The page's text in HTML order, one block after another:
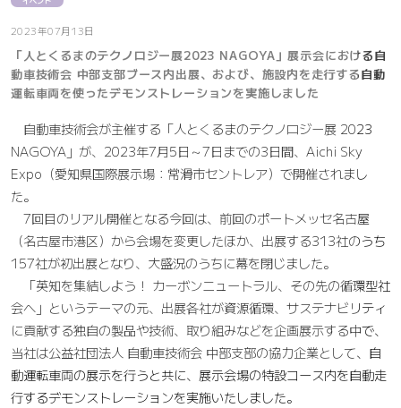
2023年07月13日
「人とくるまのテクノロジー展2023 NAGOYA」展示会における自
動車技術会 中部支部ブース内出展、および、施設内を走行する自動
運転車両を使ったデモンストレーションを実施しました
自動車技術会が主催する「人とくるまのテクノロジー展 2023
NAGOYA」が、2023年7月5日～7日までの3日間、Aichi Sky
Expo（愛知県国際展示場：常滑市セントレア）で開催されまし
た。
7回目のリアル開催となる今回は、前回のポートメッセ名古屋
（名古屋市港区）から会場を変更したほか、出展する313社のうち
157社が初出展となり、大盛況のうちに幕を閉じました。
「英知を集結しよう！ カーボンニュートラル、その先の循環型社
会へ」というテーマの元、出展各社が資源循環、サステナビリティ
に貢献する独自の製品や技術、取り組みなどを企画展示する中で、
当社は公益社団法人 自動車技術会 中部支部の協力企業として、自
動運転車両の展示を行うと共に、展示会場の特設コース内を自動走
行するデモンストレーションを実施いたしました。